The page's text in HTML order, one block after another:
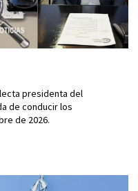
presidenta del
de conducir los
de 2026.